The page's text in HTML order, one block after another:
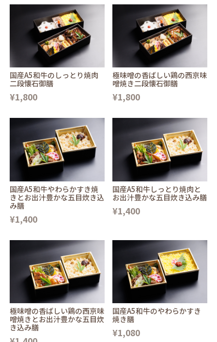
国産A5和牛のしっとり焼肉
二段懐石御膳
¥1,800
極味噌の香ばしい鶏の西京味
噌焼き二段懐石御膳
¥1,800
国産A5和牛やわらかすき焼
きとお出汁豊かな五目炊き込
み膳
¥1,400
国産A5和牛しっとり焼肉と
お出汁豊かな五目炊き込み膳
¥1,400
極味噌の香ばしい鶏の西京味
噌焼きとお出汁豊かな五目炊
き込み膳
国産A5和牛のやわらかすき
焼き膳
¥1,080